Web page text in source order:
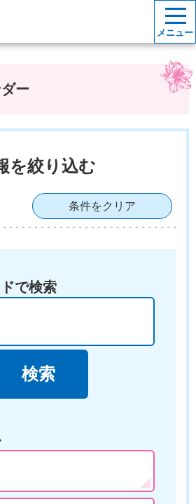
メニュー
ー
を絞り込む
条件をクリア
で検索